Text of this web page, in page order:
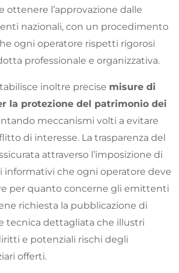
ottenere l’approvazione dalle
nazionali, con un procedimento
ogni operatore rispetti rigorosi
professionale e organizzativa.
inoltre precise misure di
la protezione del patrimonio dei
meccanismi volti a evitare
di interesse. La trasparenza del
attraverso l’imposizione di
informativi che ogni operatore deve
per quanto concerne gli emittenti
richiesta la pubblicazione di
tecnica dettagliata che illustri
e potenziali rischi degli
offerti.